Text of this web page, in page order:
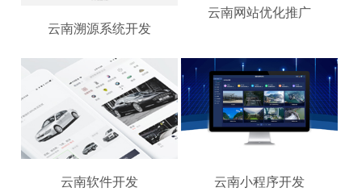
云南溯源系统开发
云南网站优化推广
云南软件开发 云南小程序开发